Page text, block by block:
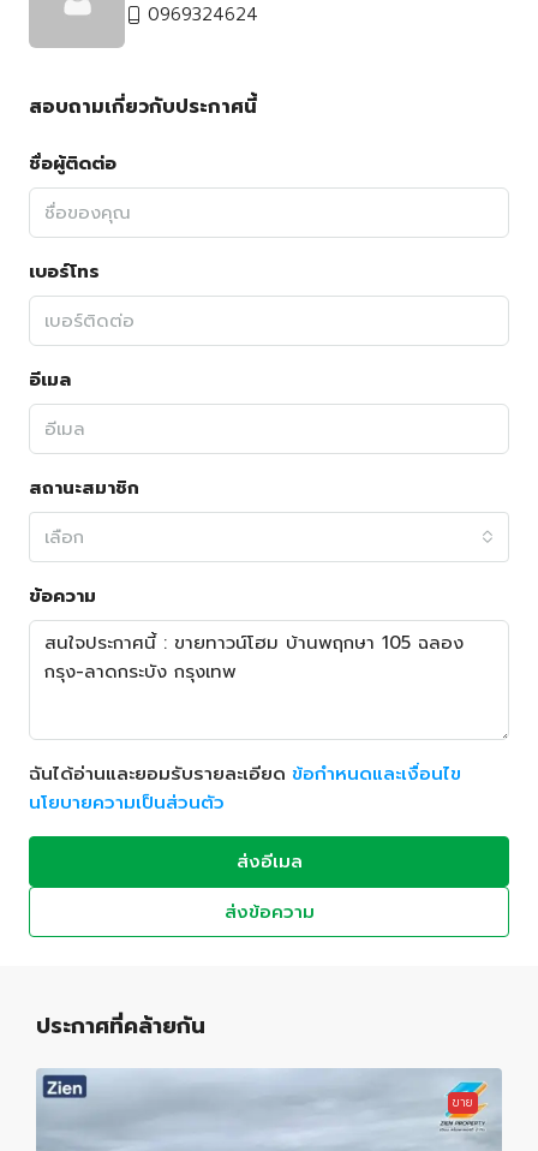
0969324624
สอบถามเกี่ยวกับประกาศนี้
ชื่อผู้ติดต่อ
เบอร์โทร
อีเมล
สถานะสมาชิก
เลือก
ข้อความ
ฉันได้อ่านและยอมรับรายละเอียด ข้อกำหนดและเงื่อนไข
นโยบายความเป็นส่วนตัว
ส่งอีเมล
ส่งข้อความ
ประกาศที่คล้ายกัน
ขาย